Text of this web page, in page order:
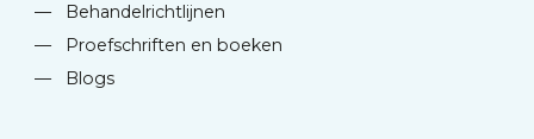
—
Behandelrichtlijnen
—
Proefschriften en boeken
—
Blogs